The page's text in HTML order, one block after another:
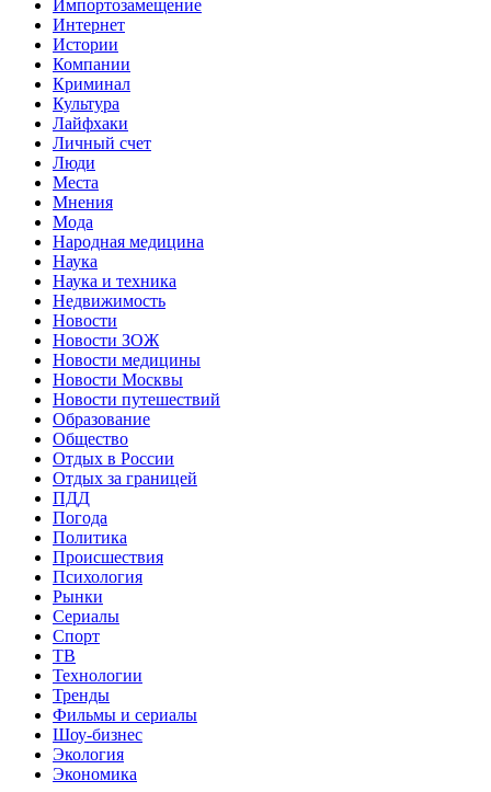
Импортозамещение
Интернет
Истории
Компании
Криминал
Культура
Лайфхаки
Личный счет
Люди
Места
Мнения
Мода
Народная медицина
Наука
Наука и техника
Недвижимость
Новости
Новости ЗОЖ
Новости медицины
Новости Москвы
Новости путешествий
Образование
Общество
Отдых в России
Отдых за границей
ПДД
Погода
Политика
Происшествия
Психология
Рынки
Сериалы
Спорт
ТВ
Технологии
Тренды
Фильмы и сериалы
Шоу-бизнес
Экология
Экономика